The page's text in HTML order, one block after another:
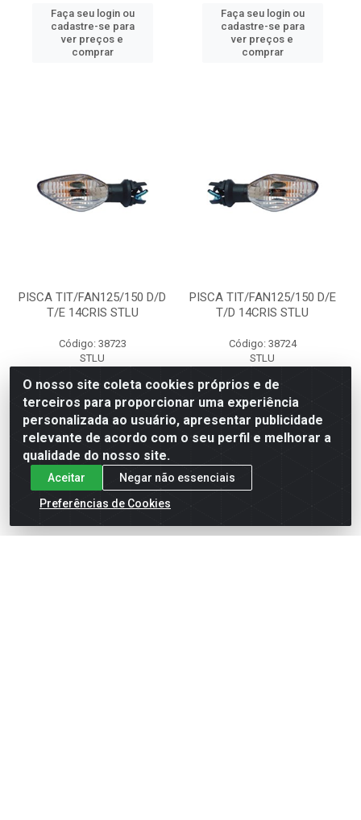
Faça seu login ou
cadastre-se para
ver preços e
comprar
Faça seu login ou
cadastre-se para
ver preços e
comprar
PISCA TIT/FAN125/150 D/D
T/E 14CRIS STLU
Código: 38723
STLU
Faça seu login ou
cadastre-se para
ver preços e
comprar
PISCA TIT/FAN125/150 D/E
T/D 14CRIS STLU
Código: 38724
STLU
Faça seu login ou
cadastre-se para
ver preços e
O nosso site coleta cookies próprios e de
terceiros para proporcionar uma experiência
personalizada ao usuário, apresentar publicidade
relevante de acordo com o seu perfil e melhorar a
qualidade do nosso site.
Aceitar
Negar não essenciais
Preferências de Cookies